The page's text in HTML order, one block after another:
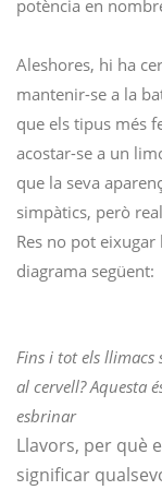
potència en
Aleshores, hi ha
mantenir-se a la
que els tipus més
acostar-se a un
que la seva
simpàtics, però
Res no pot eixugar
diagrama següent:
Fins i tot els
al cervell? Aquesta
esbrinar
Llavors, per què
significar